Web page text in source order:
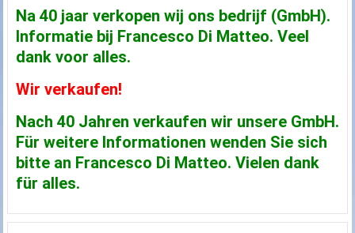
Na 40 jaar verkopen wij ons bedrijf (GmbH).
Informatie bij Francesco Di Matteo. Veel
dank voor alles.
Wir verkaufen!
Nach 40 Jahren verkaufen wir unsere GmbH.
Für weitere Informationen wenden Sie sich
bitte an Francesco Di Matteo. Vielen dank
für alles.